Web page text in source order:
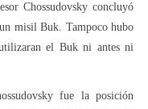
Chossudovsky concluyó
misil Buk. Tampoco hubo
el Buk ni antes ni
fue la posición